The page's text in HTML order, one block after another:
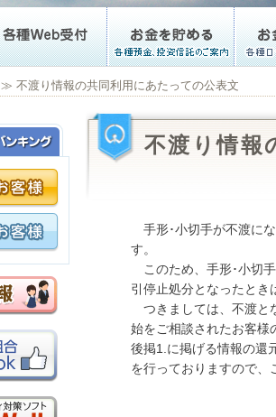
≫ 不渡り情報の共同利用にあたっての公表文
不渡り情報
手形･小切手が不渡に
す。
このため、手形･小切
引停止処分となったとき
つきましては、不渡と
始をご相談されたお客様
後掲1.に掲げる情報の還
を行っておりますので、